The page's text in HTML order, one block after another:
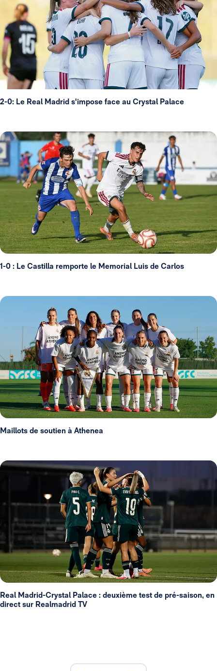
2-0: Le Real Madrid s'impose face au Crystal Palace
1-0 : Le Castilla remporte le Memorial Luis de Carlos
Maillots de soutien à Athenea
Real Madrid-Crystal Palace : deuxième test de pré-saison, en
direct sur Realmadrid TV